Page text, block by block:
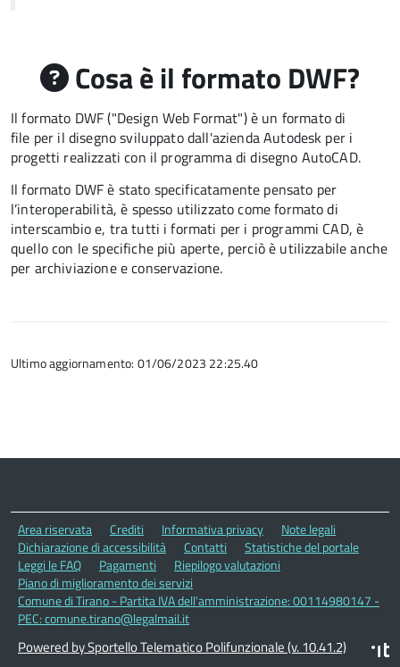
Cosa è il formato DWF?
Il formato DWF ("Design Web Format") è un formato di
file per il disegno sviluppato dall'azienda Autodesk per i
progetti realizzati con il programma di disegno AutoCAD.
Il formato DWF è stato specificatamente pensato per
l’interoperabilità, è spesso utilizzato come formato di
interscambio e, tra tutti i formati per i programmi CAD, è
quello con le specifiche più aperte, perciò è utilizzabile anche
per archiviazione e conservazione.
Ultimo aggiornamento: 01/06/2023 22:25.40
Area riservata Crediti Informativa privacy
Note legali
Dichiarazione di accessibilità
Contatti
Statistiche del portale
Leggi le FAQ
Pagamenti
Riepilogo valutazioni
Piano di miglioramento dei servizi
Comune di Tirano - Partita IVA dell'amministrazione: 00114980147 -
PEC: comune.tirano@legalmail.it
Powered by Sportello Telematico Polifunzionale (v. 10.41.2)